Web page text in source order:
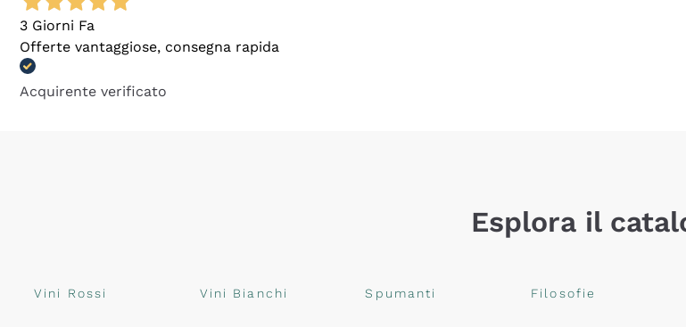
3 Giorni Fa
Offerte vantaggiose, consegna rapida
Acquirente verificato
Esplora il
Vini Rossi Vini Bianchi Spumanti Filosofie